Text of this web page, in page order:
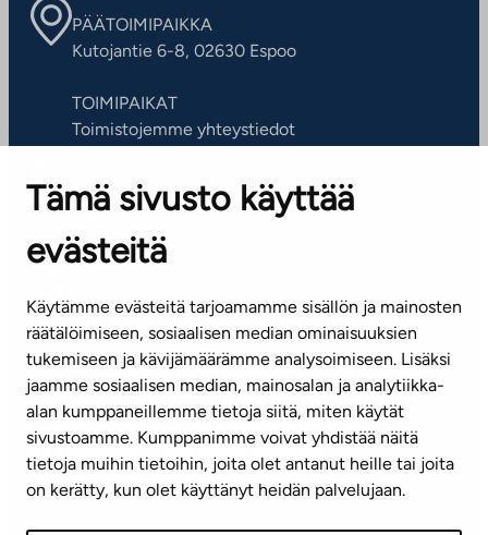
Tämä sivusto käyttää
evästeitä
Käytämme evästeitä tarjoamamme sisällön ja mainosten
räätälöimiseen, sosiaalisen median ominaisuuksien
tukemiseen ja kävijämäärämme analysoimiseen. Lisäksi
jaamme sosiaalisen median, mainosalan ja analytiikka-
alan kumppaneillemme tietoja siitä, miten käytät
sivustoamme. Kumppanimme voivat yhdistää näitä
tietoja muihin tietoihin, joita olet antanut heille tai joita
on kerätty, kun olet käyttänyt heidän palvelujaan.
PÄÄTOIMIPAIKKA
Kutojantie 6-8, 02630 Espoo
TOIMIPAIKAT
Toimistojemme yhteystiedot
ASIAKASPALVELUKESKUS
Puh. 045 7734 3777
(arkisin klo 8-16)
info@ta.fi
Tilaa uutiskirje
Mediapankki